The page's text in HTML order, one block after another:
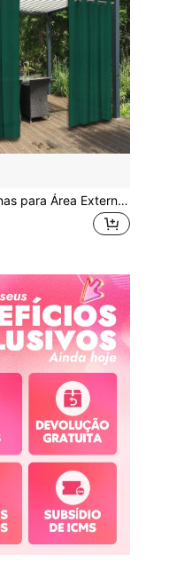
2 Peças Cortinas para Área Externa, Adequadas para Pátio, Varanda, Gazebo, Resistentes a UV e à Desbotamento, Proporcionam Função de Sombreamento e Decoração de Privacidade